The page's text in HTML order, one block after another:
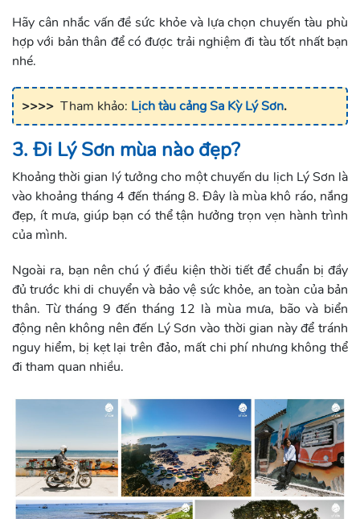
Hãy cân nhắc vấn đề sức khỏe và lựa chọn chuyến tàu phù
hợp với bản thân để có được trải nghiệm đi tàu tốt nhất bạn
nhé.
>>>> Tham khảo: Lịch tàu cảng Sa Kỳ Lý Sơn.
3. Đi Lý Sơn mùa nào đẹp?
Khoảng thời gian lý tưởng cho một chuyến du lịch Lý Sơn là
vào khoảng tháng 4 đến tháng 8. Đây là mùa khô ráo, nắng
đẹp, ít mưa, giúp bạn có thể tận hưởng trọn vẹn hành trình
của mình.
Ngoài ra, bạn nên chú ý điều kiện thời tiết để chuẩn bị đầy
đủ trước khi di chuyển và bảo vệ sức khỏe, an toàn của bản
thân. Từ tháng 9 đến tháng 12 là mùa mưa, bão và biển
động nên không nên đến Lý Sơn vào thời gian này để tránh
nguy hiểm, bị kẹt lại trên đảo, mất chi phí nhưng không thể
đi tham quan nhiều.